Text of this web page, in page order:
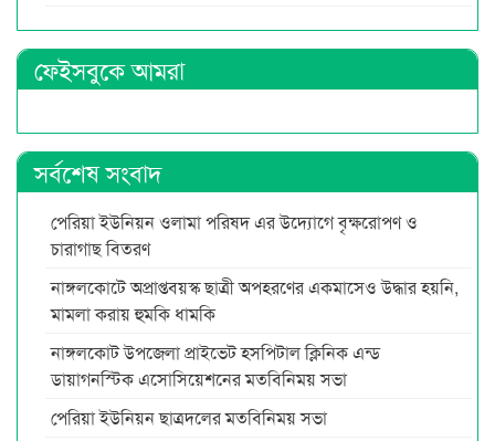
ফেইসবুকে আমরা
সর্বশেষ সংবাদ
পেরিয়া ইউনিয়ন ওলামা পরিষদ এর উদ্যোগে বৃক্ষরোপণ ও
চারাগাছ বিতরণ
নাঙ্গলকোটে অপ্রাপ্তবয়স্ক ছাত্রী অপহরণের একমাসেও উদ্ধার হয়নি,
মামলা করায় হুমকি ধামকি
নাঙ্গলকোট উপজেলা প্রাইভেট হসপিটাল ক্লিনিক এন্ড
ডায়াগনস্টিক এসোসিয়েশনের মতবিনিময় সভা
পেরিয়া ইউনিয়ন ছাত্রদলের মতবিনিময় সভা